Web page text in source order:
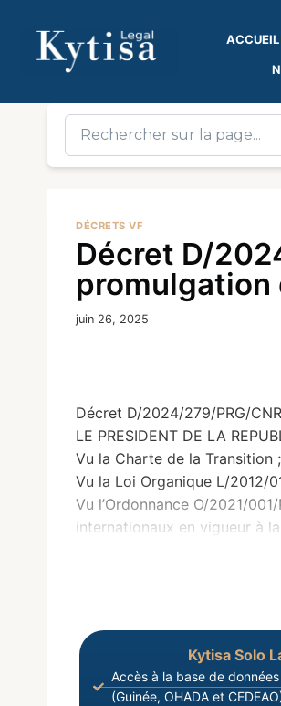
ACCUEIL
DÉCRETS VF
Décret D/
promulgation
juin 26, 2025
Décret D/2024/279/PRG/
LE PRESIDENT DE LA
Vu la Charte de la Transition ;
Vu la Loi Organique L/2012/
Vu l’Ordonnance O/2021/
internationaux en vigueur à
Kytisa Solo
Accès à la base de
(Guinée, OHADA et